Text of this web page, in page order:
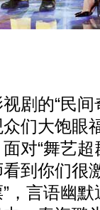
的“民间
们大饱眼
对“舞艺超
看到你们很
，言语幽